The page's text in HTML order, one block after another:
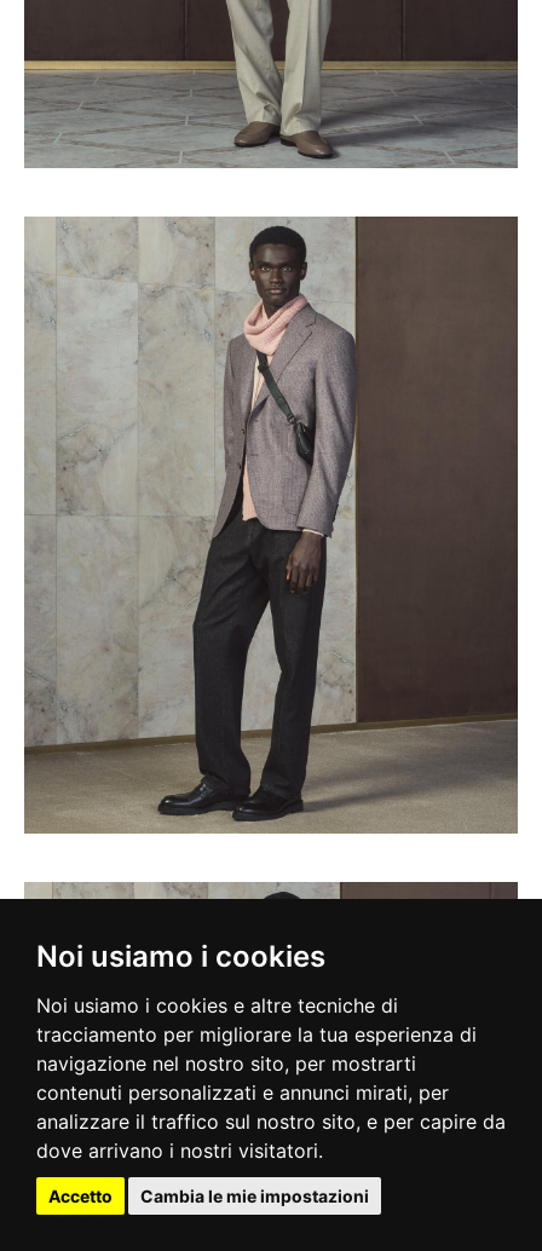
Noi usiamo i cookies
Noi usiamo i cookies e altre tecniche di
tracciamento per migliorare la tua esperienza di
navigazione nel nostro sito, per mostrarti
contenuti personalizzati e annunci mirati, per
analizzare il traffico sul nostro sito, e per capire da
dove arrivano i nostri visitatori.
Accetto Cambia le mie impostazioni